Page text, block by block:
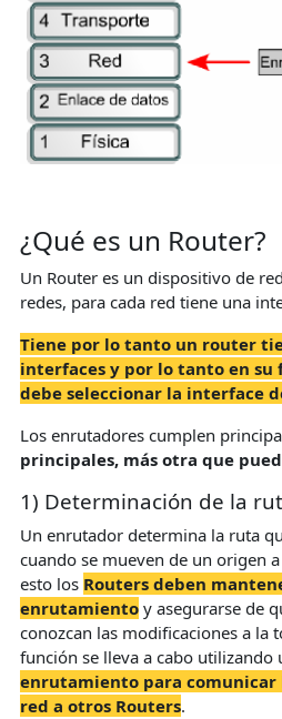
¿Qué es un Router?
Un Router es un dispositivo de
redes, para cada red tiene una
Tiene por lo tanto un router
interfaces y por lo tanto en
debe seleccionar la interface
Los enrutadores cumplen
principales, más otra que
1) Determinación de la
Un enrutador determina la ruta
cuando se mueven de un origen
esto los Routers deben
enrutamiento y asegurarse de
conozcan las modificaciones a la
función se lleva a cabo utilizando
enrutamiento para comunicar
red a otros Routers.